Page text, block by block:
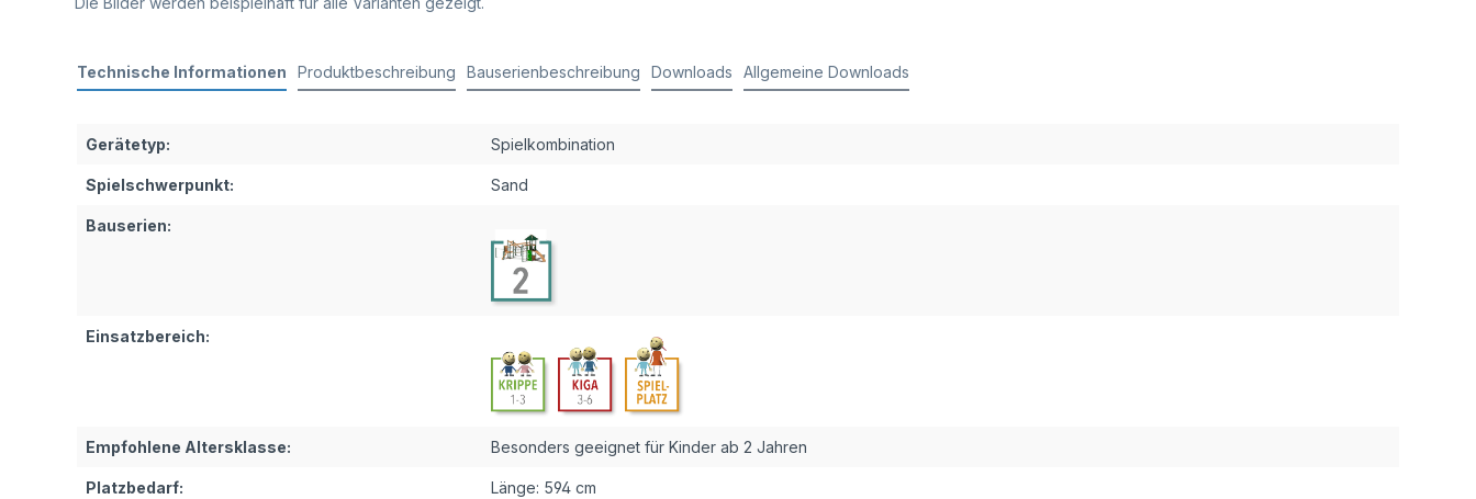
Technische Informationen Produktbeschreibung Bauserienbeschreibung Downloads Allgemeine Downloads
Gerätetyp: Spielkombination
Spielschwerpunkt: Sand
Bauserien:
Einsatzbereich:
Empfohlene Altersklasse: Besonders geeignet für Kinder ab 2 Jahren
Platzbedarf: Länge: 594 cm